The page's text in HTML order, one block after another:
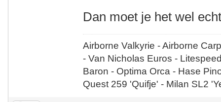
Dan moet je het wel
Airborne Valkyrie - Airborne
- Van Nicholas Euros -
Baron - Optima Orca - Hase
Quest 259 'Quifje' - Milan SL2